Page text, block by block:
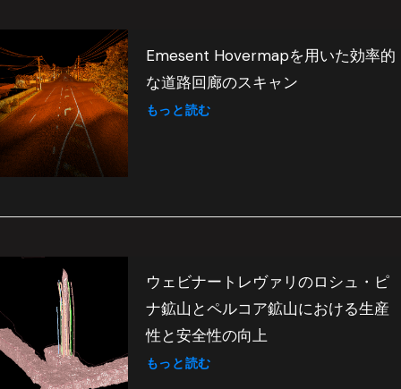
Emesent Hovermapを用いた効率的
な道路回廊のスキャン
もっと読む
ウェビナートレヴァリのロシュ・ピ
ナ鉱山とペルコア鉱山における生産
性と安全性の向上
もっと読む